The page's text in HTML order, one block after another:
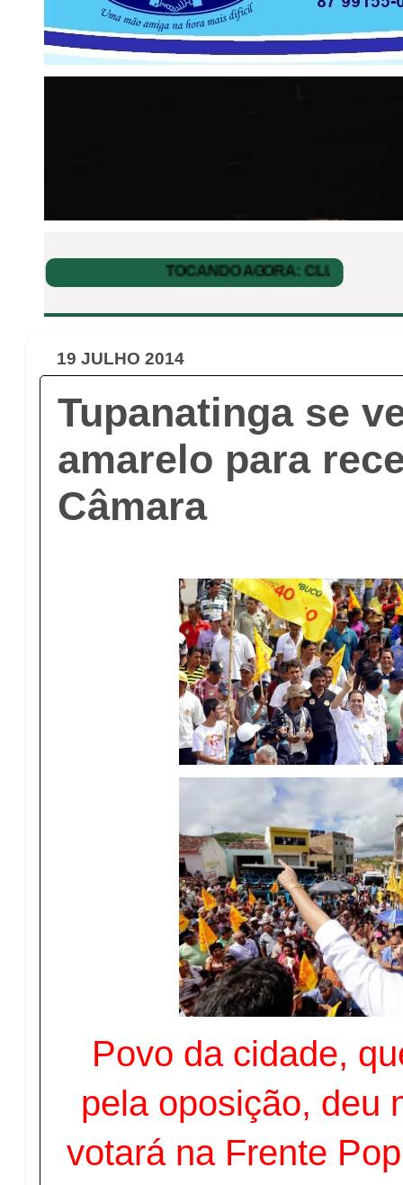
19 JULHO 2014
Tupanatinga se
amarelo para
Câmara​
Povo da cidade,
pela oposição, deu
votará na Frente